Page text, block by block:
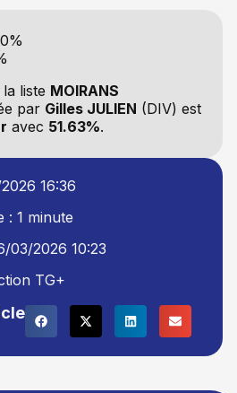
liste MOIRANS
par Gilles JULIEN (DIV) est
avec 51.63%.
16:36
: 1 minute
03/2026 10:23
TG+